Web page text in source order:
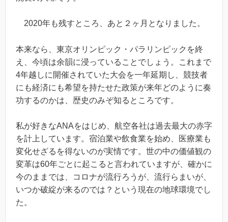
2020年も残すところ、あと２ヶ月となりました。
本来なら、東京オリンピック・パラリンピックを終
え、今頃は余韻に浸っていることでしょう。これまで
4年越しに開催されていた大会を一年延期し、競技者
にも経済にも希望を持たせた政策が来年どのように奏
功するのかは、歴史のみぞ知るところです。
私が好きなANAをはじめ、航空各社は過去最大の赤字
を計上しています。宿泊業や飲食業を始め、医療業も
変化せざるを得ないのが実情です。世の中の価値観の
変革は60年ごとに起こると言われていますが、確かに
今のままでは、コロナが流行ろうが、流行らまいが、
いつか破綻が来るのでは？という現在の地球環境でし
た。